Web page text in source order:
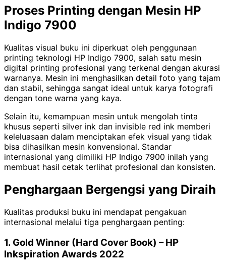
Proses Printing dengan Mesin HP
Indigo 7900
Kualitas visual buku ini diperkuat oleh penggunaan
printing teknologi HP Indigo 7900, salah satu mesin
digital printing profesional yang terkenal dengan akurasi
warnanya. Mesin ini menghasilkan detail foto yang tajam
dan stabil, sehingga sangat ideal untuk karya fotografi
dengan tone warna yang kaya.
Selain itu, kemampuan mesin untuk mengolah tinta
khusus seperti silver ink dan invisible red ink memberi
keleluasaan dalam menciptakan efek visual yang tidak
bisa dihasilkan mesin konvensional. Standar
internasional yang dimiliki HP Indigo 7900 inilah yang
membuat hasil cetak terlihat profesional dan konsisten.
Penghargaan Bergengsi yang Diraih
Kualitas produksi buku ini mendapat pengakuan
internasional melalui tiga penghargaan penting:
1. Gold Winner (Hard Cover Book) – HP
Inkspiration Awards 2022